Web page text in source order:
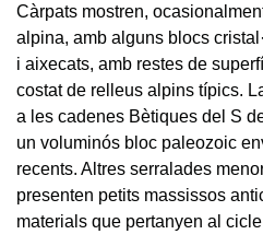
Càrpats mostren,
alpina, amb alguns blocs
i aixecats, amb restes de
costat de relleus alpins típics.
a les cadenes Bètiques del S
un voluminós bloc paleozoic
recents. Altres serralades
presenten petits massissos
materials que pertanyen al